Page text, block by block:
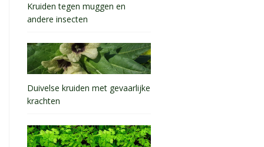
Kruiden tegen muggen en
andere insecten
Duivelse kruiden met gevaarlijke
krachten